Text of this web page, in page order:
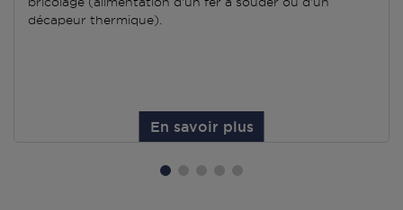
décapeur thermique).
En savoir plus